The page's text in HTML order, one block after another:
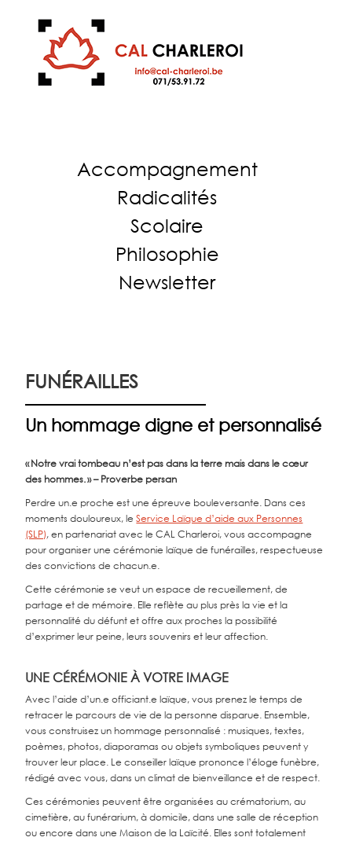
Accompagnement
Radicalités
Scolaire
Philosophie
Newsletter
FUNÉRAILLES
Un hommage digne et personnalisé
« Notre vrai tombeau n’est pas dans la terre mais dans le cœur
des hommes. » – Proverbe persan
Perdre un.e proche est une épreuve bouleversante. Dans ces
moments douloureux, leService Laïque d’aide aux Personnes
(SLP), en partenariat avec le CAL Charleroi, vous accompagne
pour organiser une cérémonie laïque de funérailles, respectueuse
des convictions de chacun.e.
Cette cérémonie se veut un espace de recueillement, de
partage et de mémoire. Elle reflète au plus près la vie et la
personnalité du défunt et offre aux proches la possibilité
d’exprimer leur peine, leurs souvenirs et leur affection.
UNE CÉRÉMONIE À VOTRE IMAGE
Avec l’aide d’un.e officiant.e laïque, vous prenez le temps de
retracer le parcours de vie de la personne disparue. Ensemble,
vous construisez un hommage personnalisé : musiques, textes,
poèmes, photos, diaporamas ou objets symboliques peuvent y
trouver leur place. Le conseiller laïque prononce l’éloge funèbre,
rédigé avec vous, dans un climat de bienveillance et de respect.
Ces cérémonies peuvent être organisées au crématorium, au
cimetière, au funérarium, à domicile, dans une salle de réception
ou encore dans une Maison de la Laïcité. Elles sont totalement